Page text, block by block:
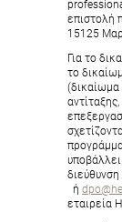
επιστολή
15125
Για το
το
ή
εταιρεία